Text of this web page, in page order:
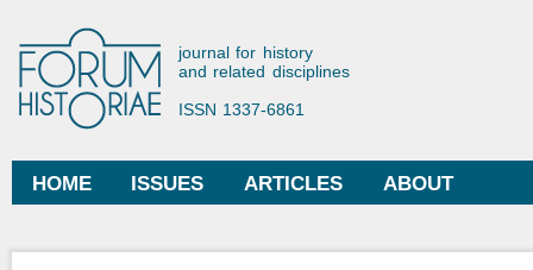
Forum Historiae
journal for history
and related disciplines
ISSN 1337-6861
Main menu
HOME ISSUES ARTICLES ABOUT